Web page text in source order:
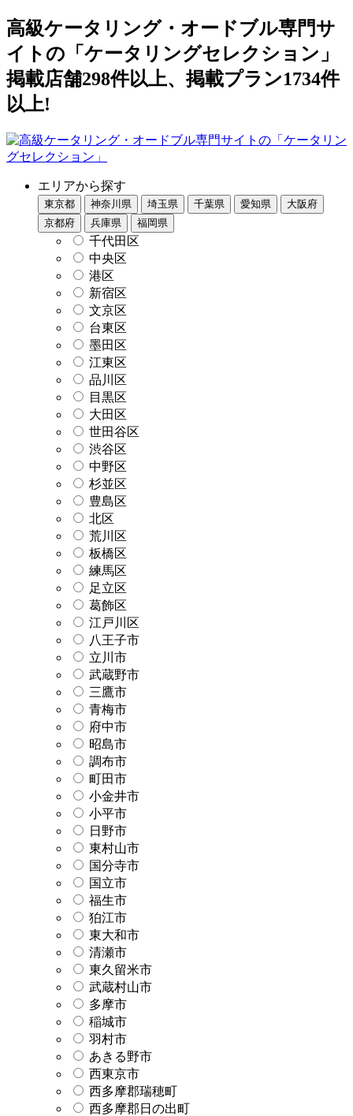
高級ケータリング・オードブル専門サ
イトの「ケータリングセレクション」
掲載店舗298件以上、掲載プラン1734件
以上!
エリアから探す
東京都 神奈川県 埼玉県 千葉県 愛知県
大阪府
京都府
兵庫県 福岡県
千代田区
中央区
港区
新宿区
文京区
台東区
墨田区
江東区
品川区
目黒区
大田区
世田谷区
渋谷区
中野区
杉並区
豊島区
北区
荒川区
板橋区
練馬区
足立区
葛飾区
江戸川区
八王子市
立川市
武蔵野市
三鷹市
青梅市
府中市
昭島市
調布市
町田市
小金井市
小平市
日野市
東村山市
国分寺市
国立市
福生市
狛江市
東大和市
清瀬市
東久留米市
武蔵村山市
多摩市
稲城市
羽村市
あきる野市
西東京市
西多摩郡瑞穂町
西多摩郡日の出町